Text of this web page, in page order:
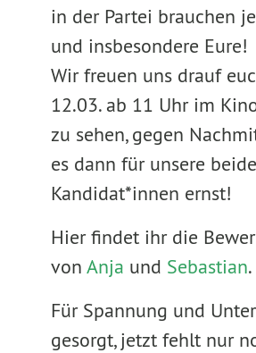
in der Partei brauchen
und insbesondere Eure!
Wir freuen uns drauf
12.03. ab 11 Uhr im
zu sehen, gegen
es dann für unsere
Kandidat*innen ernst!
Hier findet ihr die
von Anja und Sebastian.
Für Spannung und
gesorgt, jetzt fehlt nur